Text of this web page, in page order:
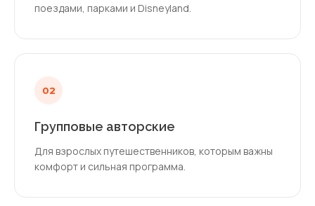
поездами, парками и Disneyland.
02
Групповые авторские
Для взрослых путешественников, которым важны
комфорт и сильная программа.